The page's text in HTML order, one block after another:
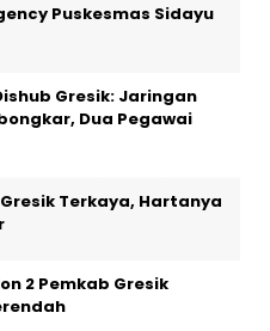
Puskesmas Sidayu
Gresik: Jaringan
Dua Pegawai
Terkaya, Hartanya
2 Pemkab Gresik